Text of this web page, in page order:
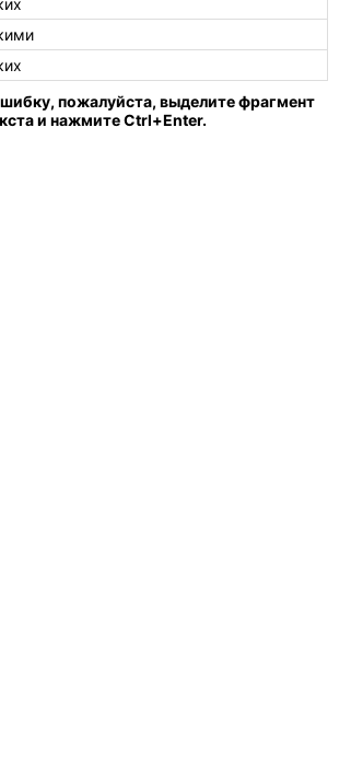
пожалуйста, выделите фрагмент
и нажмите Ctrl+Enter.